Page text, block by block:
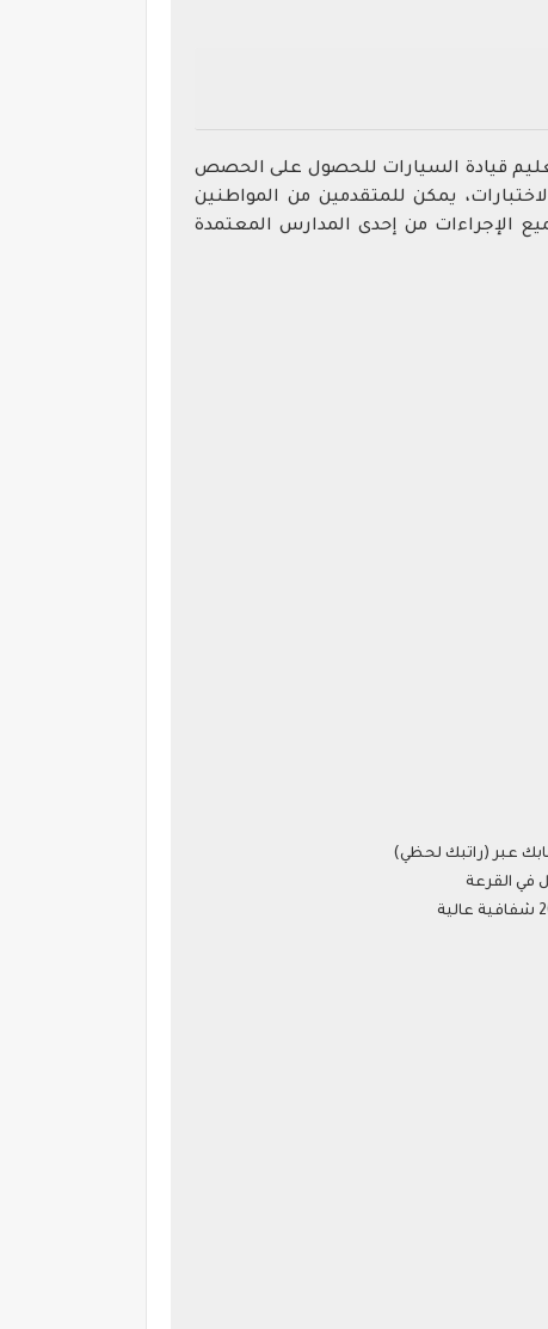
قيادة السيارات للحصول على الحصص
يمكن للمتقدمين من المواطنين
الإجراءات من إحدى المدارس المعتمدة